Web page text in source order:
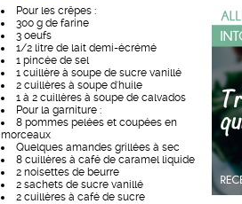
Pour les crêpes :
300 g de farine
3 oeufs
1/2 litre de lait demi-écrémé
1 pincée de sel
1 cuillère à soupe de sucre vanillé
2 cuillères à soupe d'huile
1 à 2 cuillères à soupe de calvados
Pour la garniture :
8 pommes pelées et coupées en
morceaux
Quelques amandes grillées à sec
8 cuillères à café de caramel liquide
2 noisettes de beurre
2 sachets de sucre vanillé
2 cuillères à café de sucre